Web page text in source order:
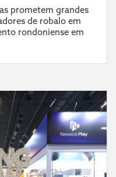
prometem grandes
de robalo em
rondoniense em